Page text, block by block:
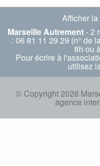
Type
Participation financière
Afficher
Marseille Autrement- 2
: 06 81 11 29 29 (n° de
8h ou
Pour écrire à
utilisez
© Copyright 2026
agence